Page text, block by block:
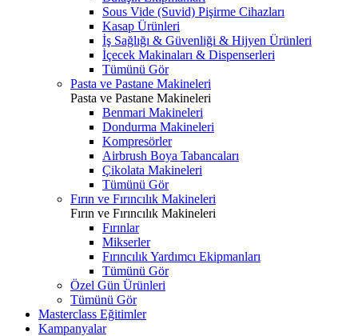
Sous Vide (Suvid) Pişirme Cihazları
Kasap Ürünleri
İş Sağlığı & Güvenliği & Hijyen Ürünleri
İçecek Makinaları & Dispenserleri
Tümünü Gör
Pasta ve Pastane Makineleri
Pasta ve Pastane Makineleri
Benmari Makineleri
Dondurma Makineleri
Kompresörler
Airbrush Boya Tabancaları
Çikolata Makineleri
Tümünü Gör
Fırın ve Fırıncılık Makineleri
Fırın ve Fırıncılık Makineleri
Fırınlar
Mikserler
Fırıncılık Yardımcı Ekipmanları
Tümünü Gör
Özel Gün Ürünleri
Tümünü Gör
Masterclass Eğitimler
Kampanyalar